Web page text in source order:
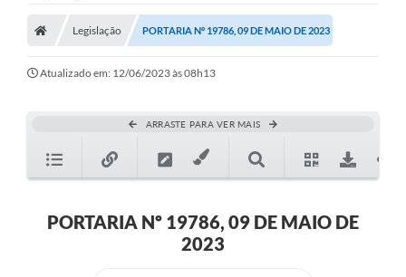
Legislação PORTARIA Nº 19786, 09 DE MAIO DE 2023
Atualizado em: 12/06/2023 às 08h13
ARRASTE PARA VER MAIS
PORTARIA Nº 19786, 09 DE MAIO DE
2023